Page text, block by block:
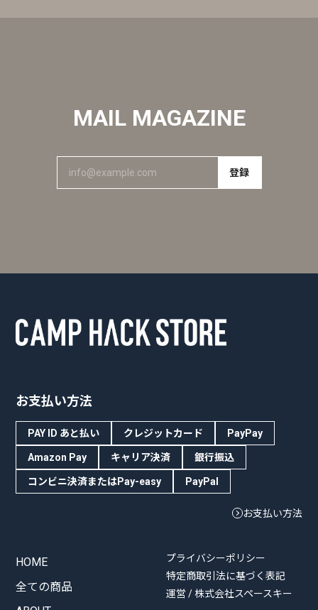
MAIL MAGAZINE
登録
お支払い方法
PAY ID あと払い クレジットカード PayPay
Amazon Pay キャリア決済 銀行振込
コンビニ決済またはPay-easy PayPal
お支払い方法
HOME
全ての商品
プライバシーポリシー
特定商取引法に基づく表記
運営 / 株式会社スペースキー